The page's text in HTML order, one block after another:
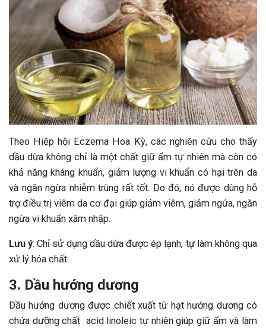
Theo Hiệp hội Eczema Hoa Kỳ, các nghiên cứu cho thấy
dầu dừa không chỉ là một chất giữ ẩm tự nhiên mà còn có
khả năng kháng khuẩn, giảm lượng vi khuẩn có hại trên da
và ngăn ngừa nhiễm trùng rất tốt. Do đó, nó được dùng hỗ
trợ điều trị viêm da cơ đại giúp giảm viêm, giảm ngứa, ngăn
ngừa vi khuẩn xâm nhập.
Lưu ý: Chỉ sử dụng dầu dừa được ép lạnh, tự làm không qua
xử lý hóa chất.
3. Dầu hướng dương
Dầu hướng dương được chiết xuất từ hạt hướng dương có
chứa dưỡng chất acid linoleic tự nhiên giúp giữ ẩm và làm